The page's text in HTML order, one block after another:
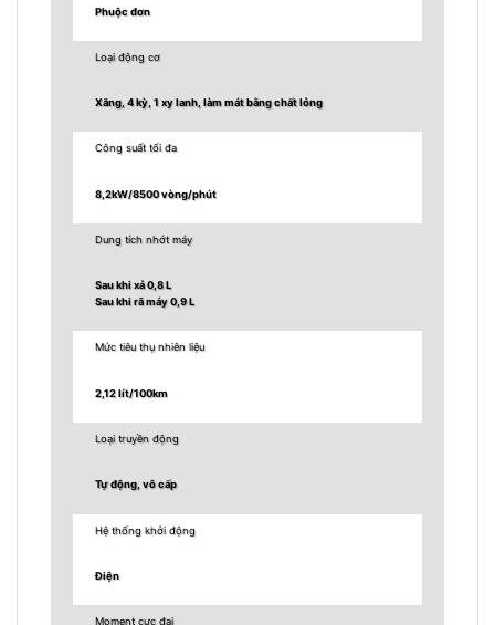
Phuộc đơn
Loại động cơ
Xăng, 4 kỳ, 1 xy lanh, làm mát bằng chất lỏng
Công suất tối đa
8,2kW/8500 vòng/phút
Dung tích nhớt máy
Sau khi xả 0,8 L
Sau khi rã máy 0,9 L
Mức tiêu thụ nhiên liệu
2,12 lít/100km
Loại truyền động
Tự động, vô cấp
Hệ thống khởi động
Điện
Moment cực đại